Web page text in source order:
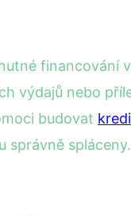
financování
výdajů nebo
budovat
správně spláceny.